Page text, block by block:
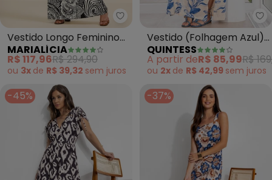
Marialícia - Vestido Longo
Vestido Longo Feminino
Alças Ajustáveis (Bege)
MARIALÍCIA
R$ 117,96R$ 294,90
ou 3x de R$ 39,32 sem juros
Vestido (Folhagem Azul)
em Malha de Viscose
QUINTESS
A partir deR$ 85,99R$
ou 2x de R$ 42,99 sem juros
-45% -37%